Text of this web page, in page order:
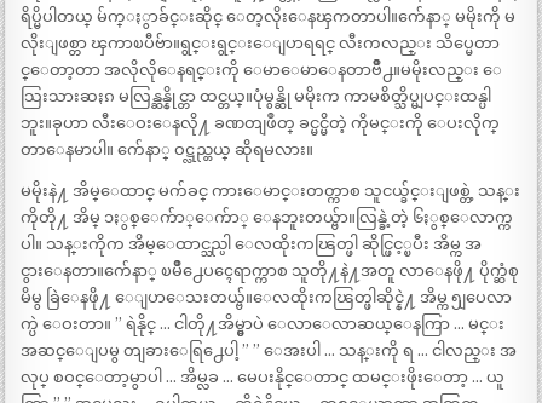
ရိပ္မိပါတယ္ မ်က္ႏွာခ်င္းဆိုင္ ေတ့လိုးေနၾကတာပါ။က်ေနာ္ မမိုးကို မ
လိုးျဖစ္တာ ၾကာၿပီဗ်ာ။ရွင္းရွင္းေျပာရရင္ လီးကလည္း သိပ္မေတာ
င္ေတာ့တာ အလိုလိုေနရင္းကို ေမာေမာေနတာဗ်ိဳ႕။မမိုးလည္း ေ
သြးသားဆႏၵ မလြန္ဆန္နိုင္တာ ထင္တယ္။ပုံမွန္ဆို မမိုးက ကာမစိတ္သိပ္မျပင္းထန္ပါ
ဘူး။ခုဟာ လီးေဝးေနလို႔ ခဏတျဖဳတ္ ခင္မင္မိတဲ့ ကိုမင္းကို ေပးလိုက္
တာေနမာပါ။ က်ေနာ္ ဝဋ္လည္တယ္ ဆိုရမလား။
မမိုးနဲ႔ အိမ္ေထာင္ မက်ခင္ ကားေမာင္းတတ္ကာစ သူငယ္ခ်င္းျဖစ္တဲ့ သန္း
ကိုတို႔ အိမ္ ၁ႏွစ္ေက်ာ္ေက်ာ္ ေနဘူးတယ္ဗ်ာ။လြန္ခဲ့တဲ့ ၆ႏွစ္ေလာက္က
ပါ။ သန္းကိုက အိမ္ေထာင္သည္ပါ ေလထိုးကၽြတ္ဖါ ဆိုင္ဖြင့္ၿပီး အိမ္က အ
ငွားေနတာ။က်ေနာ္ ၿမိဳ႕ေပၚေရာက္ကာစ သူတို႔နဲ႔အတူ လာေနဖို႔ ပိုက္ဆံစု
မိမွ ခြဲေနဖို႔ ေျပာေသးတယ္ဗ်။ေလထိုးကၽြတ္ဖါဆိုင္နဲ႔ အိမ္က ၅ျပေလာ
က္ပဲ ေဝးတာ။ ” ရဲနိုင္ … ငါတို႔အိမ္မွာပဲ ေလာေလာဆယ္ေနကြာ … မင္း
အဆင္ေျပမွ တျခားေရြ႕ေပါ့ ” ” ေအးပါ … သန္းကို ရ … ငါလည္း အ
လုပ္ စဝင္ေတာ့မွာပါ … အိမ္လခ … မေပးနိုင္ေတာင္ ထမင္းဖိုးေတာ့ … ယူ